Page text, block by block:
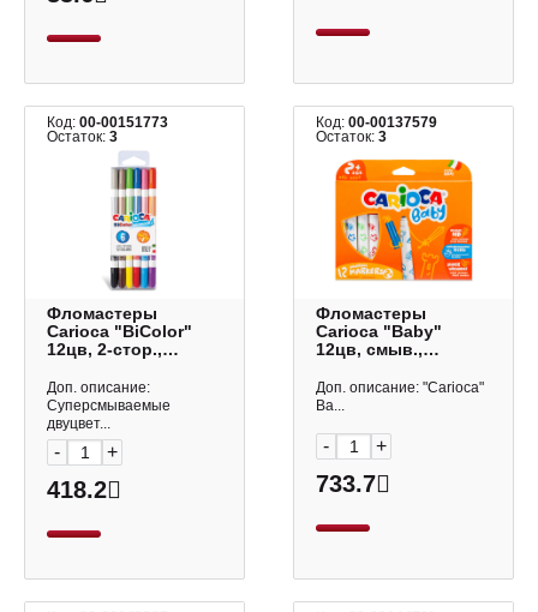
Код: 00-00151773
Остаток: 3
Фломастеры
Carioca "BiColor"
12цв, 2-стор.,
42269
Доп. описание:
Суперсмываемые
двуцвет...
- +
418.2
Код:00-00137579
Остаток:3
Фломастеры
Carioca "Baby"
12цв, смыв.,
42814
Доп. описание: "Carioca"
Ba...
- +
733.7